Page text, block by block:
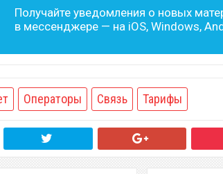
Получайте уведомления о новых
в мессенджере — на iOS, Windows,
Операторы Связь Тарифы